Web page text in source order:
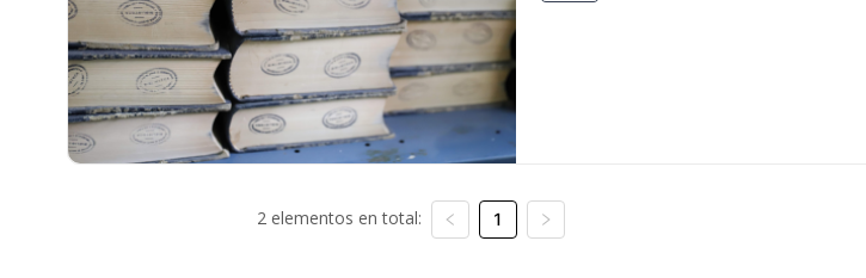
2 elementos en total: 1